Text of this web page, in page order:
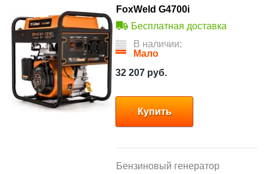
FoxWeld G4700i
Бесплатная доставка
В наличии:
Мало
32 207 руб.
Купить
Бензиновый генератор